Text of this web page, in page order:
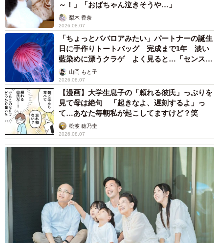
益があると言われています。一方で、安産の神である神功
皇后の孫神であることから、安産多産のうさぎともご縁が
あるため、安産成就の信仰も厚い神社です。
【宇治神社】
京都府宇治市宇治山田１
参拝・拝観自由（祈祷の受付は16：00まで）
http://uji-jinja.com/index.html
～！」「おばちゃん泣きそうや…」
梨木 香奈
2026.08.07
「ちょっとババロアみたい」パートナーの誕生
日に手作りトートバッグ 完成まで1年 淡い
藍染めに漂うクラゲ よく見ると…「センスす
ごい」山岡 もと子
2026.08.07
【漫画】大学生息子の「頼れる彼氏」っぷりを
見て母は絶句 「起きなよ、遅刻するよ」っ
て…あなた毎朝私が起こしてますけど？笑
松波 穂乃圭
2026.08.07